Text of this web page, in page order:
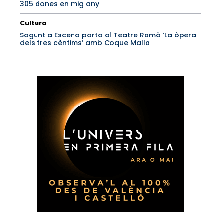
305 dones en mig any
Cultura
Sagunt a Escena porta al Teatre Romà ‘La òpera
dels tres cèntims’ amb Coque Malla